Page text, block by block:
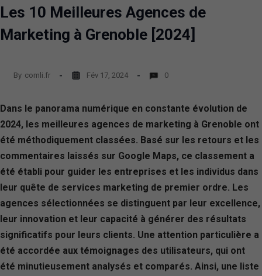
Les 10 Meilleures Agences de
Marketing à Grenoble [2024]
By comli.fr Fév 17, 2024 0
Dans le panorama numérique en constante évolution de
2024, les meilleures agences de marketing à Grenoble ont
été méthodiquement classées. Basé sur les retours et les
commentaires laissés sur Google Maps, ce classement a
été établi pour guider les entreprises et les individus dans
leur quête de services marketing de premier ordre. Les
agences sélectionnées se distinguent par leur excellence,
leur innovation et leur capacité à générer des résultats
significatifs pour leurs clients. Une attention particulière a
été accordée aux témoignages des utilisateurs, qui ont
été minutieusement analysés et comparés. Ainsi, une liste